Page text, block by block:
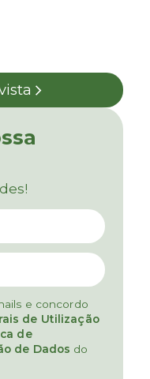
e concordo
de Utilização
de
de Dados do